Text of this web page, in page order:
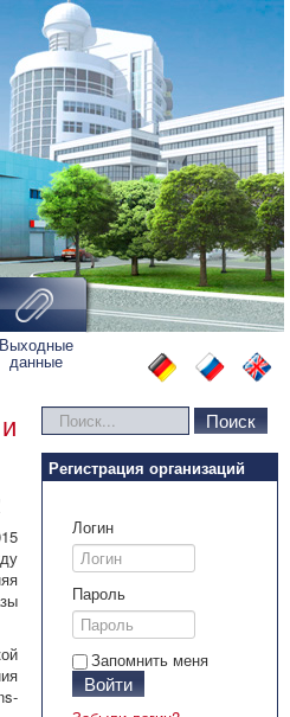
Выходные
данные
Искать... Поиск
Регистрация организаций
Логин
Пароль
Запомнить меня
Войти